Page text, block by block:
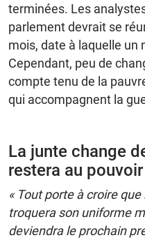
terminées. Les
parlement devrait se
mois, date à laquelle un
Cependant, peu de
compte tenu de la
qui accompagnent la
La junte change
restera au pouvoir
« Tout porte à croire
troquera son uniforme
deviendra le prochain